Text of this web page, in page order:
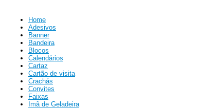
Home
Adesivos
Banner
Bandeira
Blocos
Calendários
Cartaz
Cartão de visita
Crachás
Convites
Faixas
Imã de Geladeira